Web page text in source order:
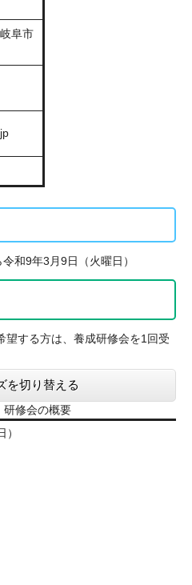
阜市
和9年3月9日（火曜日）
望する方は、養成研修会を1回受
を切り替える
研修会の概要